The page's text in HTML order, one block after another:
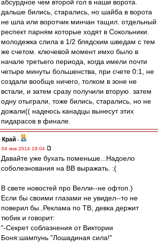
абсурдное чем второй гол в наши ворота.
дальше бились, старались, но шайба в ворота
не шла или воротчик минчан тащил. отдельный
респект парням которые ходят в Сокольники.
молодежка слила в 1/2 блядским шведам с тем
же счетом. ключевой момент имхо было в
начале третьего периода, когда имели почти
четыре минуты большенства, при счете 0:1, не
создали вообще ничего, толком в зоне не
встали, и затем сразу получили вторую. затем
одну отыграли, тоже бились, старались, но не
дожали(( надеюсь канадцы вынесут этих
пидарасов в финале.
Край -
04 янв 2014 19:04
Давайте уже бухать поменьше...Надоело
соболезнования на ВВ выражать. :(
В свете новостей про Велли--не офтоп.)
Если бы своими глазами не увидел--то не
поверил бы..Реклама по ТВ, девка держит
тюбик и говорит:
"-Секрет соблазнения от Виктории
Боня:шампунь "Лошадиная сила!"